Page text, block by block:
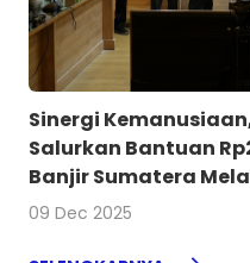
Sinergi
Salurkan Bantuan
Banjir Sumatera
09 Dec 2025